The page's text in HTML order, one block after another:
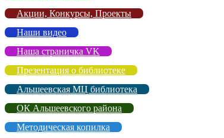
Акции, Конкурсы, Проекты
Наши видео
Наша страничка VK
Презентация о библиотеке
Альшеевская МЦ библиотека
ОК Альшеевского района
Методическая копилка